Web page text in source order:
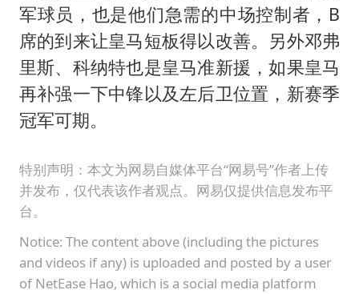
军球员，也是他们急需的中场控制者，B
席的到来让皇马短板得以改善。另外邓弗
里斯、科纳特也是皇马准新援，如果皇马
再补强一下中锋以及左后卫位置，新赛季
冠军可期。
特别声明：本文为网易自媒体平台“网易号”作者上传
并发布，仅代表该作者观点。网易仅提供信息发布平
台。
Notice: The content above (including the pictures
and videos if any) is uploaded and posted by a user
of NetEase Hao, which is a social media platform